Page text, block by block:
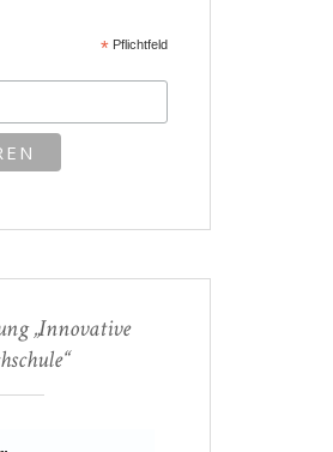
*Pflichtfeld
„Innovative